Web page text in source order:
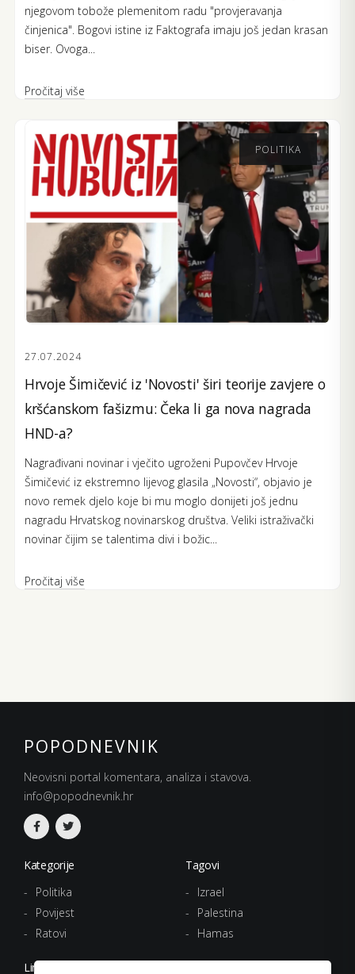
njegovom tobože plemenitom radu "provjeravanja
činjenica". Bogovi istine iz Faktografa imaju još jedan krasan
biser. Ovoga...
Pročitaj više
POLITIKA
27.07.2024
Hrvoje Šimičević iz 'Novosti' širi teorije zavjere o
kršćanskom fašizmu: Čeka li ga nova nagrada
HND-a?
Nagrađivani novinar i vječito ugroženi Pupovčev Hrvoje
Šimičević iz ekstremno lijevog glasila „Novosti“, objavio je
novo remek djelo koje bi mu moglo donijeti još jednu
nagradu Hrvatskog novinarskog društva. Veliki istraživački
novinar čijim se talentima divi i božic...
Pročitaj više
POPODNEVNIK
Neovisni portal komentara, analiza i stavova.
info@popodnevnik.hr
Kategorije
Politika
Povijest
Ratovi
Tagovi
Izrael
Palestina
Hamas
Linkovi